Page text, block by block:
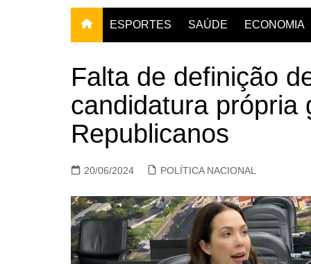
ESPORTES SAÚDE ECONOMIA
Falta de definição
candidatura própria
Republicanos
20/06/2024 POLÍTICA NACIONAL